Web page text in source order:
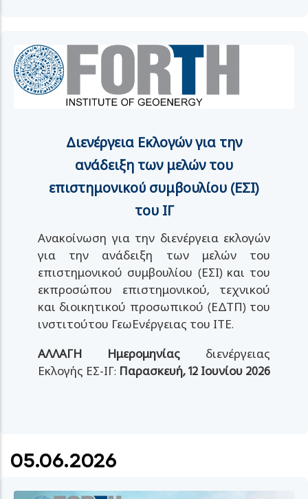
Διενέργεια Εκλογών για την
ανάδειξη των μελών του
επιστημονικού συμβουλίου (ΕΣΙ)
του ΙΓ
Ανακοίνωση για την διενέργεια εκλογών
για την ανάδειξη των μελών του
επιστημονικού συμβουλίου (ΕΣΙ) και του
εκπροσώπου επιστημονικού, τεχνικού
και διοικητικού προσωπικού (ΕΔΤΠ) του
ινστιτούτου ΓεωΕνέργειας του ΙΤΕ.
ΑΛΛΑΓΗ Ημερομηνίας διενέργειας
Εκλογής ΕΣ-ΙΓ: Παρασκευή, 12 Ιουνίου 2026
05.06.2026